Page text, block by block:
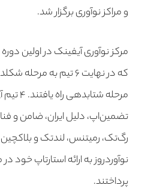
و مراکز نوآوری برگزار شد.
مرحله
تضمین‌اپ، دلیل ایران، ضامن و
رگ‌تک، رمیتنس، لندتک و
نوآوردروز به ارائه استارتاپ خود
پرداختند.